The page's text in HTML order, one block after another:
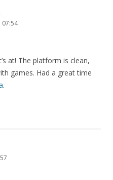
07:54
at! The platform is clean,
games. Had a great time
.